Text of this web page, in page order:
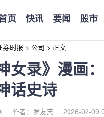
页 快讯 要闻 股市
券时报 > 公司 > 正文
女录》漫画
话史诗
作者：罗友志 2026-02-09